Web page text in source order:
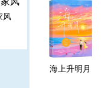
风
海上升明月